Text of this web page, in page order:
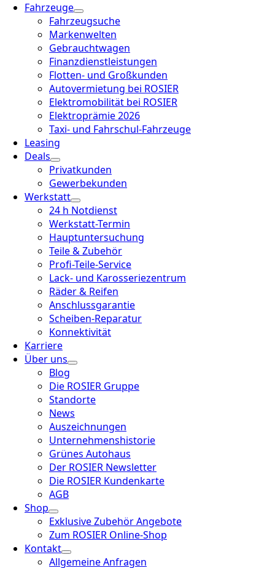
Fahrzeuge
Fahrzeugsuche
Markenwelten
Gebrauchtwagen
Finanzdienstleistungen
Flotten- und Großkunden
Autovermietung bei ROSIER
Elektromobilität bei ROSIER
Elektroprämie 2026
Taxi- und Fahrschul-Fahrzeuge
Leasing
Deals
Privatkunden
Gewerbekunden
Werkstatt
24 h Notdienst
Werkstatt-Termin
Hauptuntersuchung
Teile & Zubehör
Profi-Teile-Service
Lack- und Karosseriezentrum
Räder & Reifen
Anschlussgarantie
Scheiben-Reparatur
Konnektivität
Karriere
Über uns
Blog
Die ROSIER Gruppe
Standorte
News
Auszeichnungen
Unternehmenshistorie
Grünes Autohaus
Der ROSIER Newsletter
Die ROSIER Kundenkarte
AGB
Shop
Exklusive Zubehör Angebote
Zum ROSIER Online-Shop
Kontakt
Allgemeine Anfragen